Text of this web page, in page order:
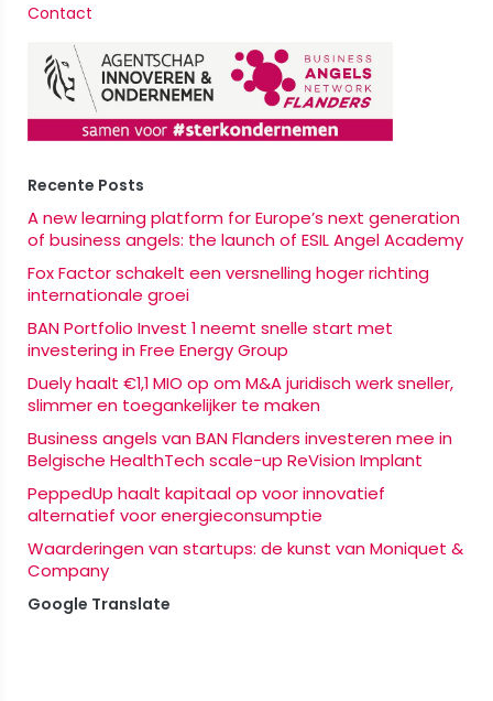
Contact
Recente Posts
A new learning platform for Europe’s next generation
of business angels: the launch of ESIL Angel Academy
Fox Factor schakelt een versnelling hoger richting
internationale groei
BAN Portfolio Invest 1 neemt snelle start met
investering in Free Energy Group
Duely haalt €1,1 MIO op om M&A juridisch werk sneller,
slimmer en toegankelijker te maken
Business angels van BAN Flanders investeren mee in
Belgische HealthTech scale-up ReVision Implant
PeppedUp haalt kapitaal op voor innovatief
alternatief voor energieconsumptie
Waarderingen van startups: de kunst van Moniquet &
Company
Google Translate